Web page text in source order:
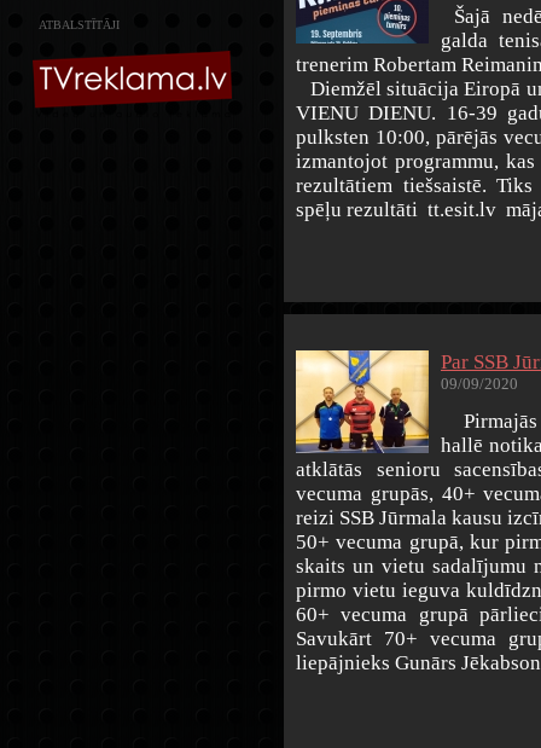
ATBALSTĪTĀJI
Šajā
galda
trenerim Robertam
Diemžēl situācija Eiropā
VIENU DIENU. 16-39
pulksten 10:00, pārējās
izmantojot programmu,
rezultātiem tiešsaistē.
spēļu rezultāti tt.esit.lv
Par SSB
09/09/2020
Pirmajās
hallē
atklātās senioru
vecuma grupās, 40+
reizi SSB Jūrmala kausu
50+ vecuma grupā, kur
skaits un vietu sadalījumu
pirmo vietu ieguva
60+ vecuma grupā
Savukārt 70+ vecuma
liepājnieks Gunārs